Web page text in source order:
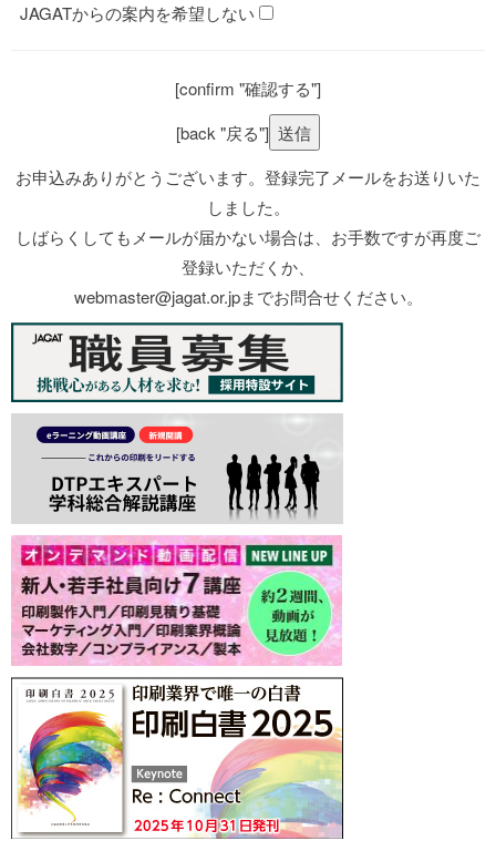
JAGATからの案内を希望しない
[confirm "確認する"]
[back "戻る"]
お申込みありがとうございます。登録完了メールをお送りいた
しました。
しばらくしてもメールが届かない場合は、お手数ですが再度ご
登録いただくか、
webmaster@jagat.or.jpまでお問合せください。